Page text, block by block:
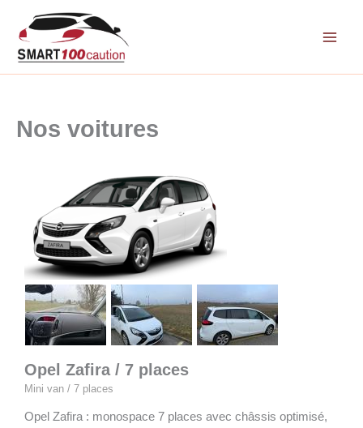
contenu
Nos voitures
Opel Zafira / 7 places
Mini van / 7 places
Opel Zafira : monospace 7 places avec châssis optimisé,